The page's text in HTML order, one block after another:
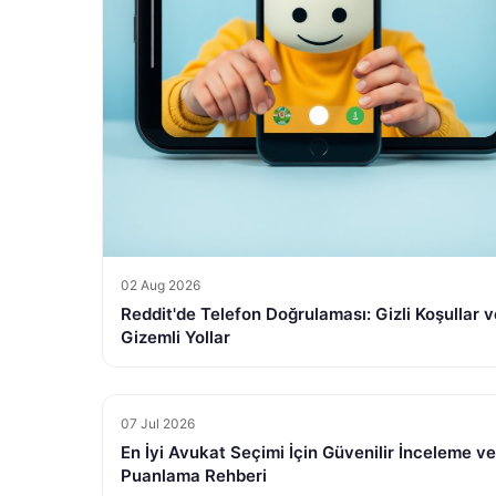
02 Aug 2026
Reddit'de Telefon Doğrulaması: Gizli Koşullar
Gizemli Yollar
07 Jul 2026
En İyi Avukat Seçimi İçin Güvenilir İnceleme ve
Puanlama Rehberi